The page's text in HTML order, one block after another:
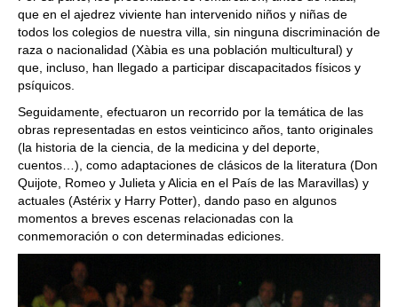
que en el ajedrez viviente han intervenido niños y niñas de
todos los colegios de nuestra villa, sin ninguna discriminación de
raza o nacionalidad (Xàbia es una población multicultural) y
que, incluso, han llegado a participar discapacitados físicos y
psíquicos.
Seguidamente, efectuaron un recorrido por la temática de las
obras representadas en estos veinticinco años, tanto originales
(la historia de la ciencia, de la medicina y del deporte,
cuentos…), como adaptaciones de clásicos de la literatura (Don
Quijote, Romeo y Julieta y Alicia en el País de las Maravillas) y
actuales (Astérix y Harry Potter), dando paso en algunos
momentos a breves escenas relacionadas con la
conmemoración o con determinadas ediciones.